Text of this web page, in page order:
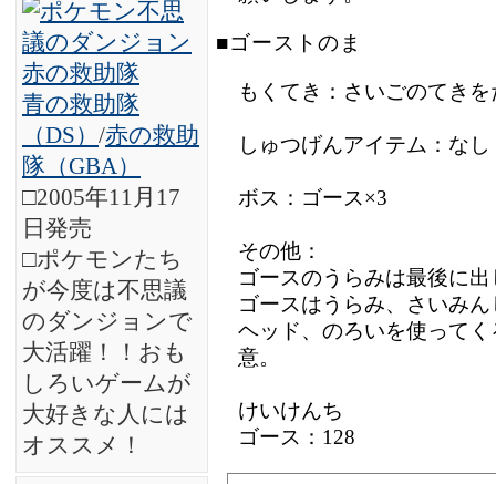
青の救助隊
（DS） /赤の救助
隊（GBA）
□2005年11月17
日発売
□ポケモンたち
が今度は不思議
のダンジョンで
大活躍！！おも
しろいゲームが
大好きな人には
オススメ！
■ゴーストのま
もくてき：さいごのてき
しゅつげんアイテム：なし
ボス：ゴース×3
その他：
ゴースのうらみは最後に
ゴースはうらみ、さいみ
ヘッド、のろいを使って
意。
けいけんち
ゴース：128